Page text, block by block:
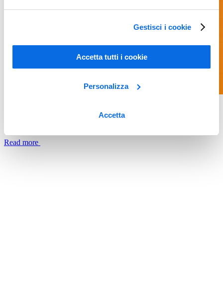
Gestisci i cookie
Accetta tutti i cookie
Personalizza
Accetta
Read more